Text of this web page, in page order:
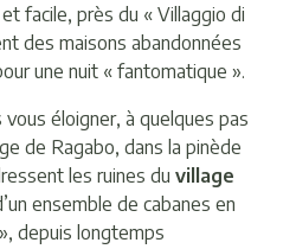
facile, près du « Villaggio di
des maisons abandonnées
une nuit « fantomatique ».
éloigner, à quelques pas
de Ragabo, dans la pinède
les ruines du village
ensemble de cabanes en
depuis longtemps